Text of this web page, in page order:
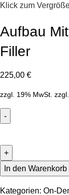
Klick zum
Aufbau
Filler
225,00 €
zzgl. 19% MwSt. zzgl.
In den Warenkorb
Kategorien: On-